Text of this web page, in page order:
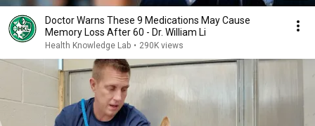
Doctor Warns These 9 Medications May Cause
Memory Loss After 60 - Dr. William Li
Health Knowledge Lab • 290K views